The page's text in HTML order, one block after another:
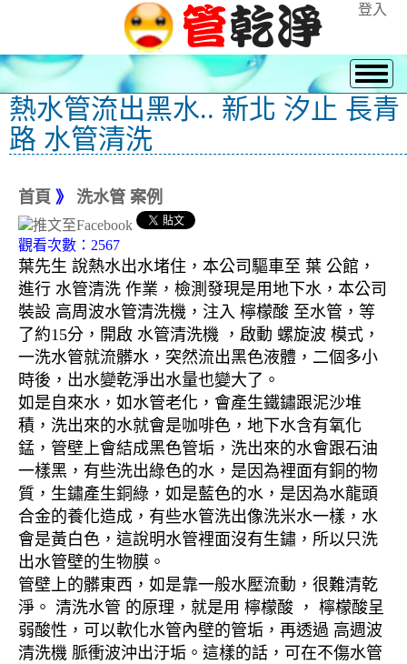
登入
熱水管流出黑水.. 新北 汐止 長青
路 水管清洗
首頁 》 洗水管 案例
觀看次數：2567
葉先生 說熱水出水堵住，本公司驅車至 葉 公館，
進行 水管清洗 作業，檢測發現是用地下水，本公司
裝設 高周波水管清洗機，注入 檸檬酸 至水管，等
了約15分，開啟 水管清洗機 ，啟動 螺旋波 模式，
一洗水管就流髒水，突然流出黑色液體，二個多小
時後，出水變乾淨出水量也變大了。
如是自來水，如水管老化，會產生鐵鏽跟泥沙堆
積，洗出來的水就會是咖啡色，地下水含有氧化
錳，管壁上會結成黑色管垢，洗出來的水會跟石油
一樣黑，有些洗出綠色的水，是因為裡面有銅的物
質，生鏽產生銅綠，如是藍色的水，是因為水龍頭
合金的養化造成，有些水管洗出像洗米水一樣，水
會是黃白色，這說明水管裡面沒有生鏽，所以只洗
出水管壁的生物膜。
管壁上的髒東西，如是靠一般水壓流動，很難清乾
淨。 清洗水管 的原理，就是用 檸檬酸 ， 檸檬酸呈
弱酸性，可以軟化水管內壁的管垢，再透過 高週波
清洗機 脈衝波沖出汙垢。這樣的話，可在不傷水管